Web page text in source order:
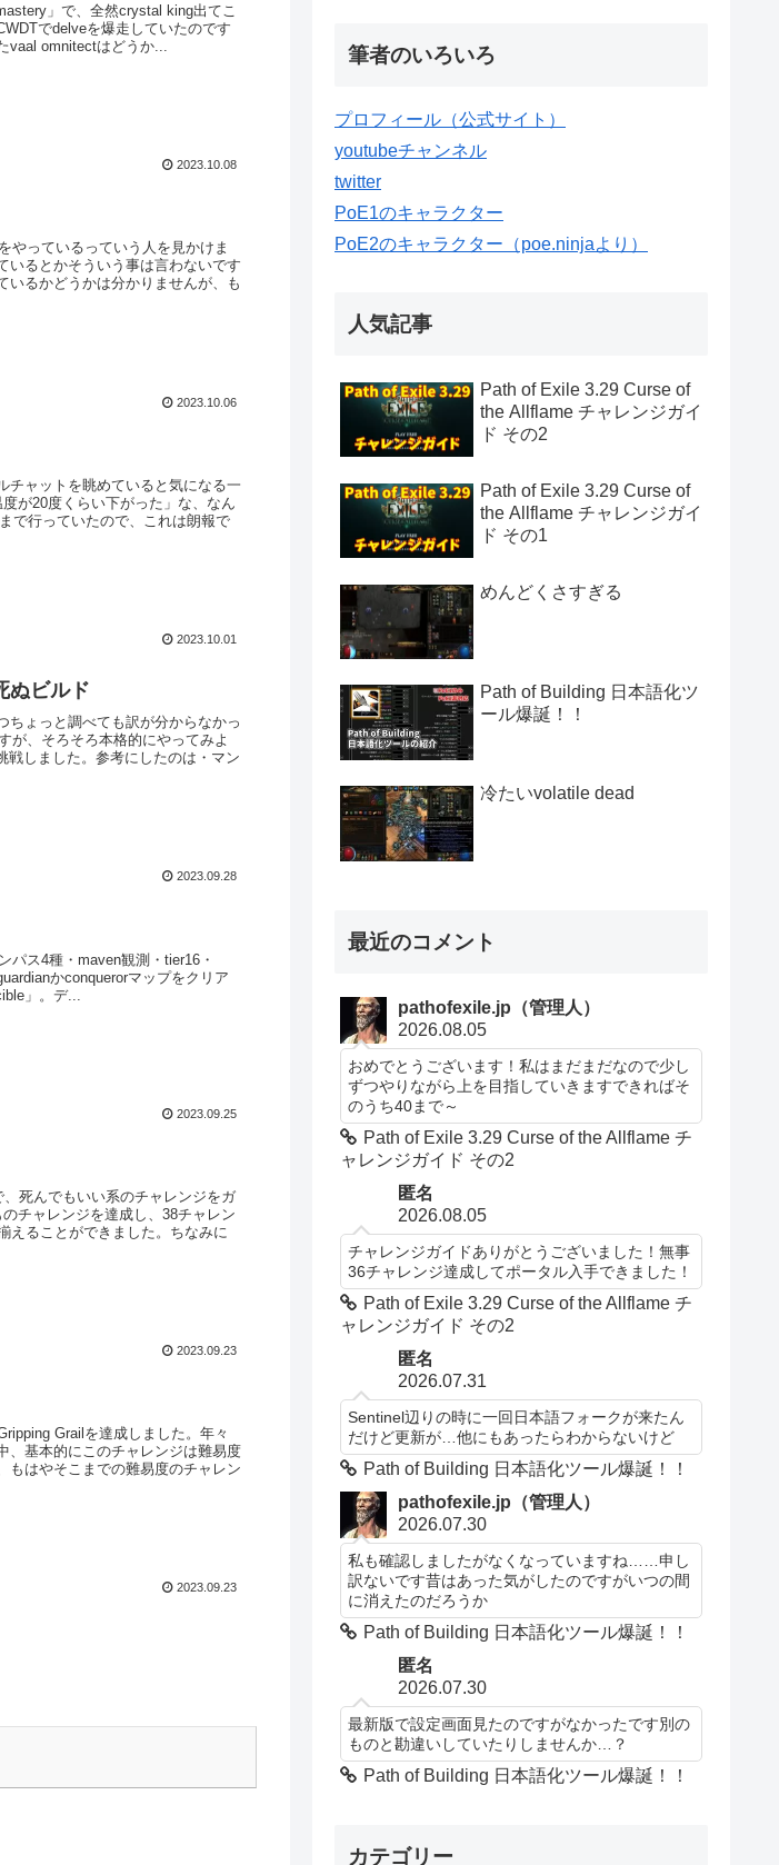
」で、全然crystal king出てこ
でdelveを爆走していたのです
vaal omnitectはどうか...
2023.10.08
やっているっていう人を見かけま
いるとかそういう事は言わないです
いるかどうかは分かりませんが、も
2023.10.06
チャットを眺めていると気になる一
が20度くらい下がった」な、なん
で行っていたので、これは朗報で
2023.10.01
ぬビルド
ちょっと調べても訳が分からなかっ
が、そろそろ本格的にやってみよ
戦しました。参考にしたのは・マン
2023.09.28
パス4種・maven観測・tier16・
かconquerorマップをクリア
」。デ...
2023.09.25
死んでもいい系のチャレンジをガ
チャレンジを達成し、38チャレン
えることができました。ちなみに
2023.09.23
Grailを達成しました。年々
、基本的にこのチャレンジは難易度
もはやそこまでの難易度のチャレン
2023.09.23
筆者のいろいろ
プロフィール（公式サイト）
youtubeチャンネル
twitter
PoE1のキャラクター
PoE2のキャラクター（poe.ninjaより）
人気記事
Path of Exile 3.29 Curse of
the Allflame チャレンジガイ
ド その2
Path of Exile 3.29 Curse of
the Allflame チャレンジガイ
ド その1
めんどくさすぎる
Path of Building 日本語化ツ
ール爆誕！！
冷たいvolatile dead
最近のコメント
pathofexile.jp（管理人）
2026.08.05
おめでとうございます！私はまだまだなので少し
ずつやりながら上を目指していきますできればそ
のうち40まで～
Path of Exile 3.29 Curse of the Allflame チ
ャレンジガイド その2
匿名
2026.08.05
チャレンジガイドありがとうございました！無事
36チャレンジ達成してポータル入手できました！
Path of Exile 3.29 Curse of the Allflame チ
ャレンジガイド その2
匿名
2026.07.31
Sentinel辺りの時に一回日本語フォークが来たん
だけど更新が…他にもあったらわからないけど
Path of Building 日本語化ツール爆誕！！
pathofexile.jp（管理人）
2026.07.30
私も確認しましたがなくなっていますね……申し
訳ないです昔はあった気がしたのですがいつの間
に消えたのだろうか
Path of Building 日本語化ツール爆誕！！
匿名
2026.07.30
最新版で設定画面見たのですがなかったです別の
ものと勘違いしていたりしませんか…？
Path of Building 日本語化ツール爆誕！！
カテゴリー